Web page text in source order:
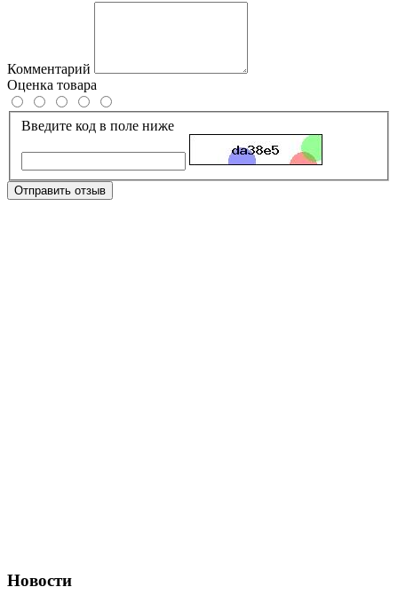
Комментарий
Оценка товара
Введите код в поле ниже
Отправить отзыв
Новости